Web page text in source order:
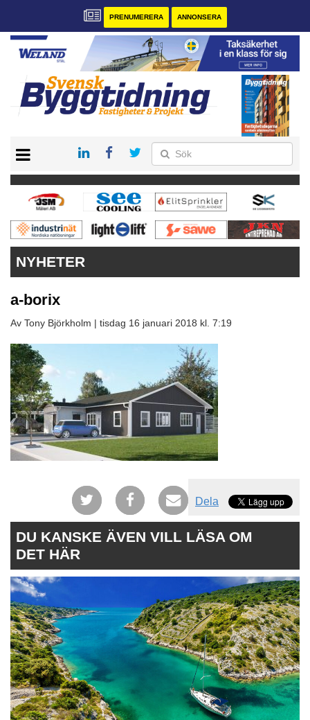
PRENUMERERA ANNONSERA
PRENUMERERA
VÅRA ANDRA MAGASIN
ANNONSERA
KONTAKT
NYHETER
a-borix
Av Tony Björkholm | tisdag 16 januari 2018 kl. 7:19
Dela
DU KANSKE ÄVEN VILL LÄSA OM
DET HÄR